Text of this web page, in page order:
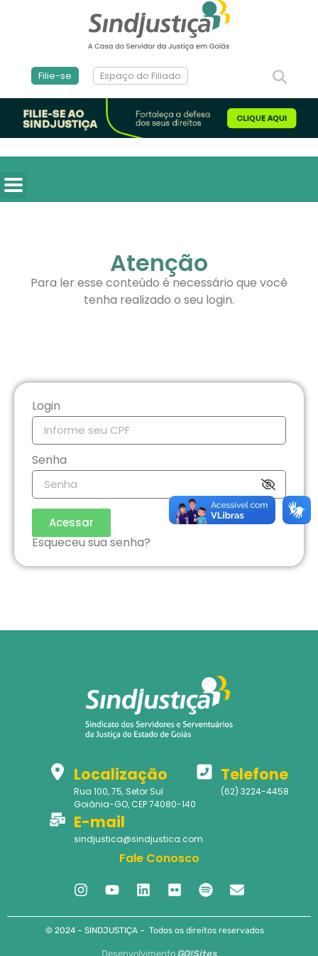
Filie-se Espaço do Filiado
Atenção
Para ler esse conteúdo é necessário que você
tenha realizado o seu login.
Login
Senha
Acessar
Esqueceu sua senha?
Localização
Rua 100, 75, Setor Sul
Goiânia-GO, CEP 74080-140
Telefone
(62) 3224-4458
E-mail
sindjustica@sindjustica.com
Fale Conosco
© 2024 – SINDJUSTIÇA – Todos os direitos reservados
Desenvolvimento GO!Sites